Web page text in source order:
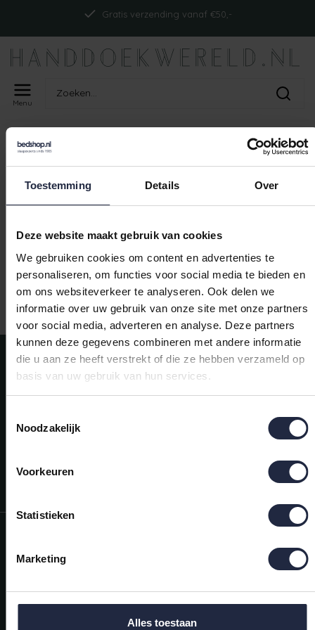
Toestemming Details Over
Deze website maakt gebruik van cookies
We gebruiken cookies om content en advertenties te
personaliseren, om functies voor social media te bieden en
om ons websiteverkeer te analyseren. Ook delen we
informatie over uw gebruik van onze site met onze partners
voor social media, adverteren en analyse. Deze partners
kunnen deze gegevens combineren met andere informatie
die u aan ze heeft verstrekt of die ze hebben verzameld op
basis van uw gebruik van hun services.
Noodzakelijk
Voorkeuren
Statistieken
Marketing
Alles toestaan
Gratis verzending vanaf €50,-
Menu
Home
PRODUCTEN GETAGD MET
Gratis verzending vanaf €50,-
Meld je aan voor onze nieuwsbrief!
Snel regelen in je account. Volg je bestelling, betaal facturen of
Vragen?
We helpen je graag. Neem contact op met onze klantenservice.
Mijn account
Categorieën